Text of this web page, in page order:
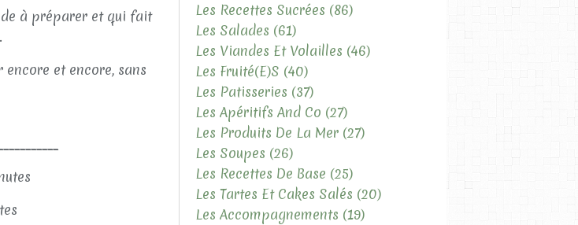
à préparer et qui fait
et encore, sans
Les Recettes Sucrées (86)
Les Salades (61)
Les Viandes Et Volailles (46)
Les Fruité(e)s (40)
Les Patisseries (37)
Les Apéritifs And Co (27)
Les Produits De La Mer (27)
Les Soupes (26)
Les Recettes De Base (25)
Les Tartes Et Cakes Salés (20)
Les Accompagnements (19)